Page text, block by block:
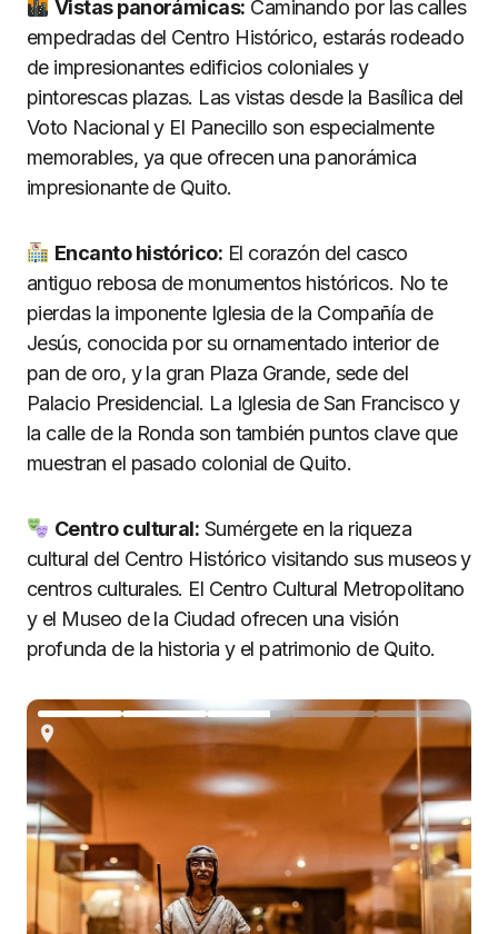
Vistas panorámicas: Caminando por las calles
empedradas del Centro Histórico, estarás rodeado
de impresionantes edificios coloniales y
pintorescas plazas. Las vistas desde la Basílica del
Voto Nacional y El Panecillo son especialmente
memorables, ya que ofrecen una panorámica
impresionante de Quito.
Encanto histórico: El corazón del casco
antiguo rebosa de monumentos históricos. No te
pierdas la imponente Iglesia de la Compañía de
Jesús, conocida por su ornamentado interior de
pan de oro, y la gran Plaza Grande, sede del
Palacio Presidencial. La Iglesia de San Francisco y
la calle de la Ronda son también puntos clave que
muestran el pasado colonial de Quito.
Centro cultural: Sumérgete en la riqueza
cultural del Centro Histórico visitando sus museos y
centros culturales. El Centro Cultural Metropolitano
y el Museo de la Ciudad ofrecen una visión
profunda de la historia y el patrimonio de Quito.